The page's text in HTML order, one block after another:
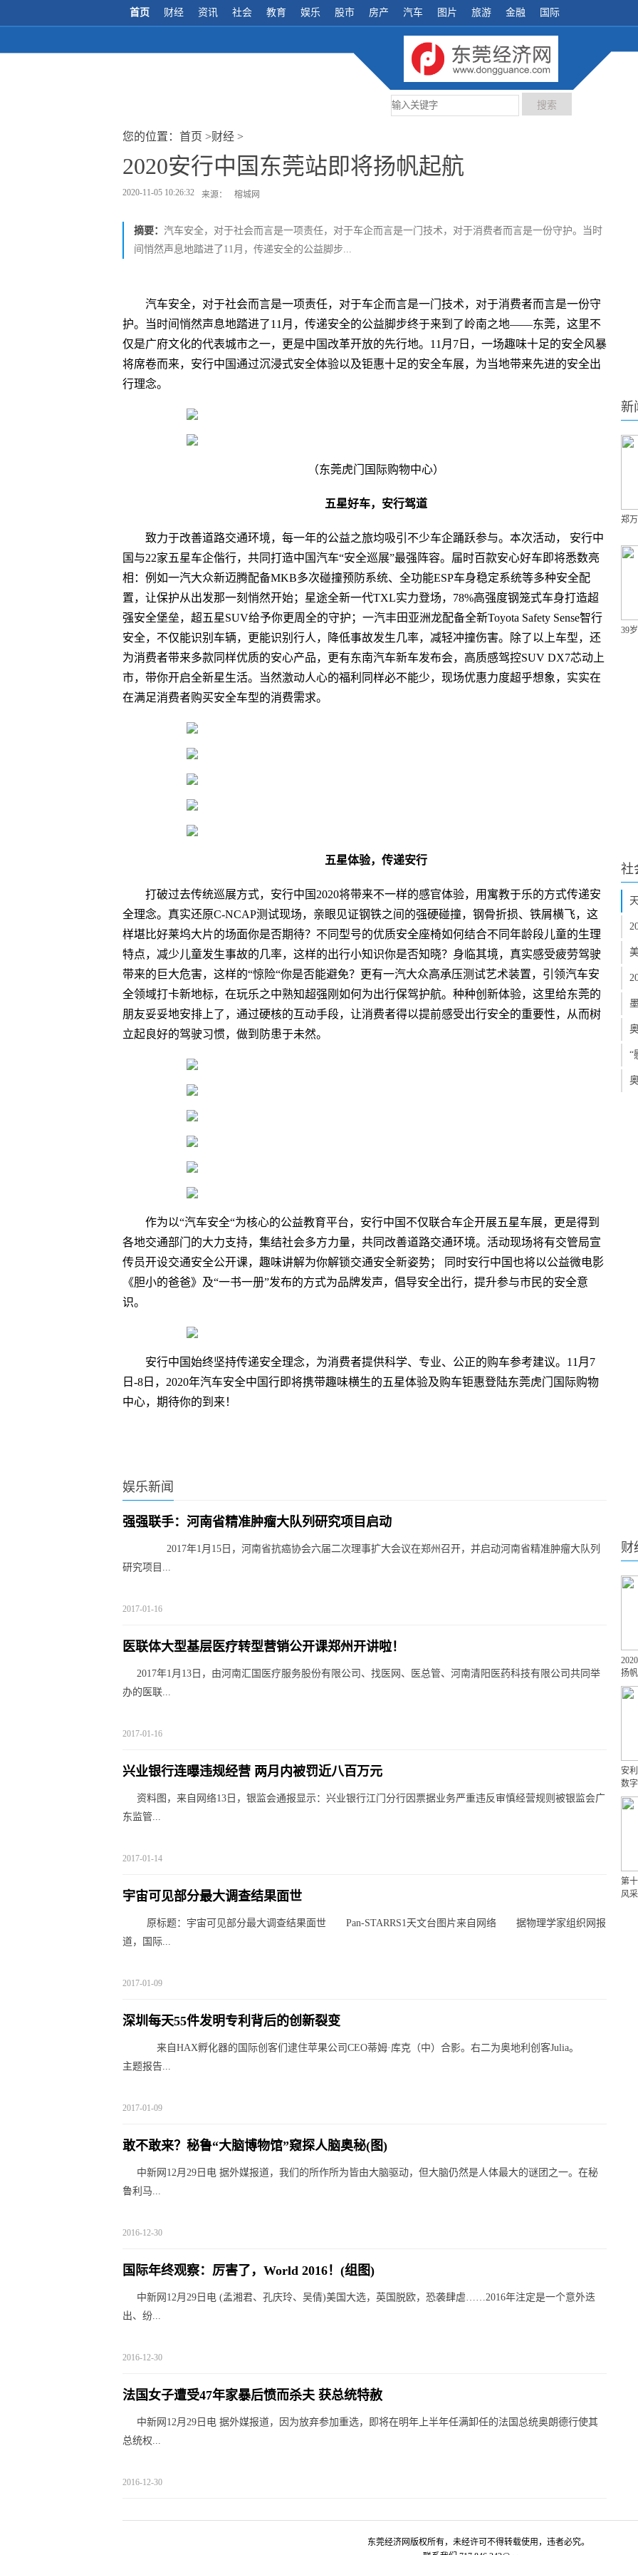
首页 财经 资讯 社会 教育 娱乐 股市 房产 汽车 图片 旅游 金融 国际
您的位置： 首页 >财经 >
2020安行中国东莞站即将扬帆起航
2020-11-05 10:26:32 来源： 榕城网
摘要： 汽车安全，对于社会而言是一项责任，对于车企而言是一门技术，对于消费者而言是一份守护。当时
间悄然声息地踏进了11月，传递安全的公益脚步...
汽车安全，对于社会而言是一项责任，对于车企而言是一门技术，对于消费者而言是一份守
护。当时间悄然声息地踏进了11月，传递安全的公益脚步终于来到了岭南之地——东莞，这里不
仅是广府文化的代表城市之一，更是中国改革开放的先行地。11月7日，一场趣味十足的安全风暴
将席卷而来，安行中国通过沉浸式安全体验以及钜惠十足的安全车展，为当地带来先进的安全出
行理念。
（东莞虎门国际购物中心）
五星好车，安行驾道
致力于改善道路交通环境，每一年的公益之旅均吸引不少车企踊跃参与。本次活动， 安行中
国与22家五星车企偕行，共同打造中国汽车“安全巡展”最强阵容。届时百款安心好车即将悉数亮
相：例如一汽大众新迈腾配备MKB多次碰撞预防系统、全功能ESP车身稳定系统等多种安全配
置，让保护从出发那一刻悄然开始；星途全新一代TXL实力登场，78%高强度钢笼式车身打造超
强安全堡垒，超五星SUV给予你更周全的守护；一汽丰田亚洲龙配备全新Toyota Safety Sense智行
安全，不仅能识别车辆，更能识别行人，降低事故发生几率，减轻冲撞伤害。除了以上车型，还
为消费者带来多款同样优质的安心产品，更有东南汽车新车发布会，高质感驾控SUV DX7芯动上
市，带你开启全新星生活。当然激动人心的福利同样必不能少，现场优惠力度超乎想象，实实在
在满足消费者购买安全车型的消费需求。
五星体验，传递安行
打破过去传统巡展方式，安行中国2020将带来不一样的感官体验，用寓教于乐的方式传递安
全理念。真实还原C-NCAP测试现场，亲眼见证钢铁之间的强硬碰撞，钢骨折损、铁屑横飞，这
样堪比好莱坞大片的场面你是否期待？不同型号的优质安全座椅如何结合不同年龄段儿童的生理
特点，减少儿童发生事故的几率，这样的出行小知识你是否知晓？身临其境，真实感受疲劳驾驶
带来的巨大危害，这样的“惊险“你是否能避免？更有一汽大众高承压测试艺术装置，引领汽车安
全领域打卡新地标，在玩乐之中熟知超强刚如何为出行保驾护航。种种创新体验，这里给东莞的
朋友妥妥地安排上了，通过硬核的互动手段，让消费者得以提前感受出行安全的重要性，从而树
立起良好的驾驶习惯，做到防患于未然。
作为以“汽车安全“为核心的公益教育平台，安行中国不仅联合车企开展五星车展，更是得到
各地交通部门的大力支持，集结社会多方力量，共同改善道路交通环境。活动现场将有交管局宣
传员开设交通安全公开课，趣味讲解为你解锁交通安全新姿势； 同时安行中国也将以公益微电影
《胆小的爸爸》及“一书一册”发布的方式为品牌发声，倡导安全出行，提升参与市民的安全意
识。
安行中国始终坚持传递安全理念，为消费者提供科学、专业、公正的购车参考建议。11月7
日-8日，2020年汽车安全中国行即将携带趣味横生的五星体验及购车钜惠登陆东莞虎门国际购物
中心，期待你的到来！
娱乐新闻
强强联手：河南省精准肿瘤大队列研究项目启动
2017年1月15日，河南省抗癌协会六届二次理事扩大会议在郑州召开，并启动河南省精准肿瘤大队列
研究项目...
2017-01-16
医联体大型基层医疗转型营销公开课郑州开讲啦！
2017年1月13日，由河南汇国医疗服务股份有限公司、找医网、医总管、河南清阳医药科技有限公司共同举
办的医联...
2017-01-16
兴业银行连曝违规经营 两月内被罚近八百万元
资料图，来自网络13日，银监会通报显示：兴业银行江门分行因票据业务严重违反审慎经营规则被银监会广
东监管...
2017-01-14
宇宙可见部分最大调查结果面世
原标题：宇宙可见部分最大调查结果面世 Pan-STARRS1天文台图片来自网络 据物理学家组织网报
道，国际...
2017-01-09
深圳每天55件发明专利背后的创新裂变
来自HAX孵化器的国际创客们逮住苹果公司CEO蒂姆·库克（中）合影。右二为奥地利创客Julia。
主题报告...
2017-01-09
敢不敢来？秘鲁“大脑博物馆”窥探人脑奥秘(图)
中新网12月29日电 据外媒报道，我们的所作所为皆由大脑驱动，但大脑仍然是人体最大的谜团之一。在秘
鲁利马...
2016-12-30
国际年终观察：厉害了，World 2016！(组图)
中新网12月29日电 (孟湘君、孔庆玲、吴倩)美国大选，英国脱欧，恐袭肆虐……2016年注定是一个意外迭
出、纷...
2016-12-30
法国女子遭受47年家暴后愤而杀夫 获总统特赦
中新网12月29日电 据外媒报道，因为放弃参加重选，即将在明年上半年任满卸任的法国总统奥朗德行使其
总统权...
2016-12-30
新
郑
39
社
“
财
扬
安
数
第
风
东莞经济网版权所有，未经许可不得转载使用，违者必究。